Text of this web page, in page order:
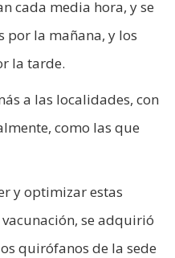
cada media hora, y se
por la mañana, y los
la tarde.
a las localidades, con
como las que
y optimizar estas
se adquirió
quirófanos de la sede